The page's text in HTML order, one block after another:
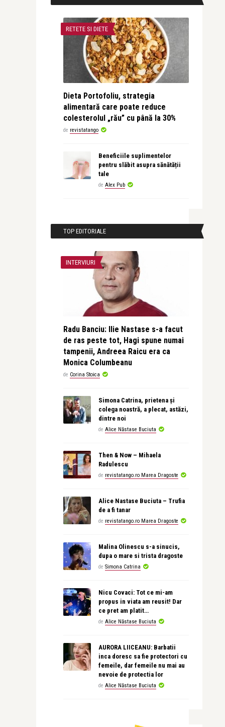
RETETE SI DIETE
Dieta Portofoliu, strategia
alimentară care poate reduce
colesterolul „rău” cu până la 30%
de revistatango
Beneficiile suplimentelor
pentru slăbit asupra sănătății
tale
de Alex Pub
TOP EDITORIALE
INTERVIURI
Radu Banciu: Ilie Nastase s-a facut
de ras peste tot, Hagi spune numai
tampenii, Andreea Raicu era ca
Monica Columbeanu
de Corina Stoica
Simona Catrina, prietena și
colega noastră, a plecat, astăzi,
dintre noi
de Alice Năstase Buciuta
Then & Now – Mihaela
Radulescu
de revistatango.ro Marea Dragoste
Alice Nastase Buciuta – Trufia
de a fi tanar
de revistatango.ro Marea Dragoste
Malina Olinescu s-a sinucis,
dupa o mare si trista dragoste
de Simona Catrina
Nicu Covaci: Tot ce mi-am
propus in viata am reusit! Dar
ce pret am platit…
de Alice Năstase Buciuta
AURORA LIICEANU: Barbatii
inca doresc sa fie protectori cu
femeile, dar femeile nu mai au
nevoie de protectia lor
de Alice Năstase Buciuta